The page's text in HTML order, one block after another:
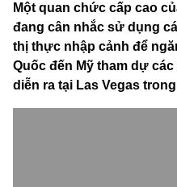
Một quan chức cấp cao
đang cân nhắc sử dụng
thị thực nhập cảnh để
Quốc đến Mỹ tham dự
diễn ra tại Las Vegas